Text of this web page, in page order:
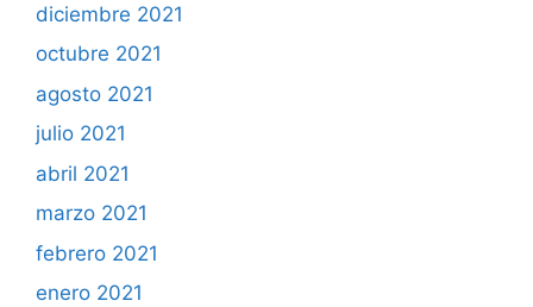
diciembre 2021
octubre 2021
agosto 2021
julio 2021
abril 2021
marzo 2021
febrero 2021
enero 2021